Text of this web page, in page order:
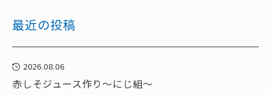
最近の投稿
2026.08.06
赤しそジュース作り～にじ組～